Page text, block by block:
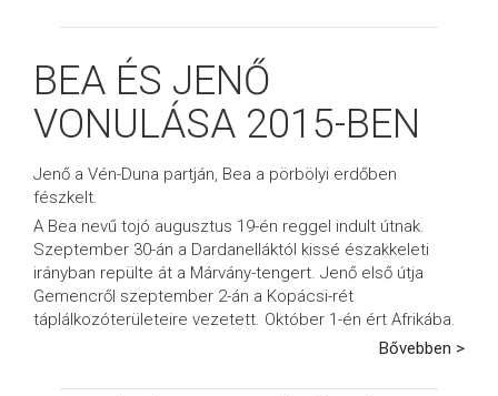
BEA ÉS JENŐ
VONULÁSA 2015-BEN
Jenő a Vén-Duna partján, Bea a pörbölyi erdőben
fészkelt.
A Bea nevű tojó augusztus 19-én reggel indult útnak.
Szeptember 30-án a Dardanelláktól kissé északkeleti
irányban repülte át a Márvány-tengert. Jenő első útja
Gemencről szeptember 2-án a Kopácsi-rét
táplálkozóterületeire vezetett. Október 1-én ért Afrikába.
Bővebben >